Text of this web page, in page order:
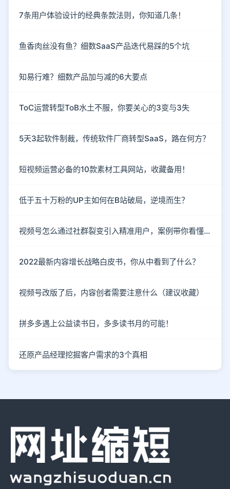
7条用户体验设计的经典条款法则，你知道几条！
鱼香肉丝没有鱼？细数SaaS产品迭代易踩的5个坑
知易行难？细数产品加与减的6大要点
ToC运营转型ToB水土不服，你要关心的3变与3失
5天3起软件制裁，传统软件厂商转型SaaS，路在何方？
短视频运营必备的10款素材工具网站，收藏备用！
低于五十万粉的UP主如何在B站破局，逆境而生？
视频号怎么通过社群裂变引入精准用户，案例带你看懂！
2022最新内容增长战略白皮书，你从中看到了什么？
视频号改版了后，内容创者需要注意什么（建议收藏）
拼多多遇上公益读书日，多多读书月的可能！
还原产品经理挖掘客户需求的3个真相